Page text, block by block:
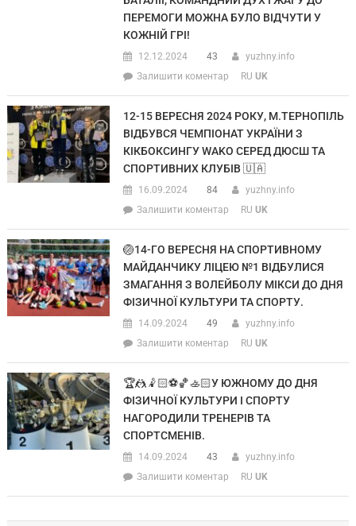
ПЕРЕМОГИ МОЖНА БУЛО ВІДЧУТИ У
КОЖНІЙ ГРІ!
12.12.2024 43
yuzhny.info
Залишити коментар
RU UK
12-15 ВЕРЕСНЯ 2024 РОКУ, М.ТЕРНОПІЛЬ
ВІДБУВСЯ ЧЕМПІОНАТ УКРАЇНИ З
КІКБОКСИНГУ WAKO СЕРЕД ДЮСШ ТА
СПОРТИВНИХ КЛУБІВ 🇺🇦
16.09.2024 84
yuzhny.info
Залишити коментар
RU UK
🏐14-ГО ВЕРЕСНЯ НА СПОРТИВНОМУ
МАЙДАНЧИКУ ЛІЦЕЮ №1 ВІДБУЛИСЯ
ЗМАГАННЯ З ВОЛЕЙБОЛУ МІКСИ ДО ДНЯ
ФІЗИЧНОЇ КУЛЬТУРИ ТА СПОРТУ.
14.09.2024 49
yuzhny.info
Залишити коментар
RU UK
🏆🤼🤾🏻⚽️🏀🚣🏻У ЮЖНОМУ ДО ДНЯ
ФІЗИЧНОЇ КУЛЬТУРИ І СПОРТУ
НАГОРОДИЛИ ТРЕНЕРІВ ТА
СПОРТСМЕНІВ.
14.09.2024 43
yuzhny.info
Залишити коментар
RU UK